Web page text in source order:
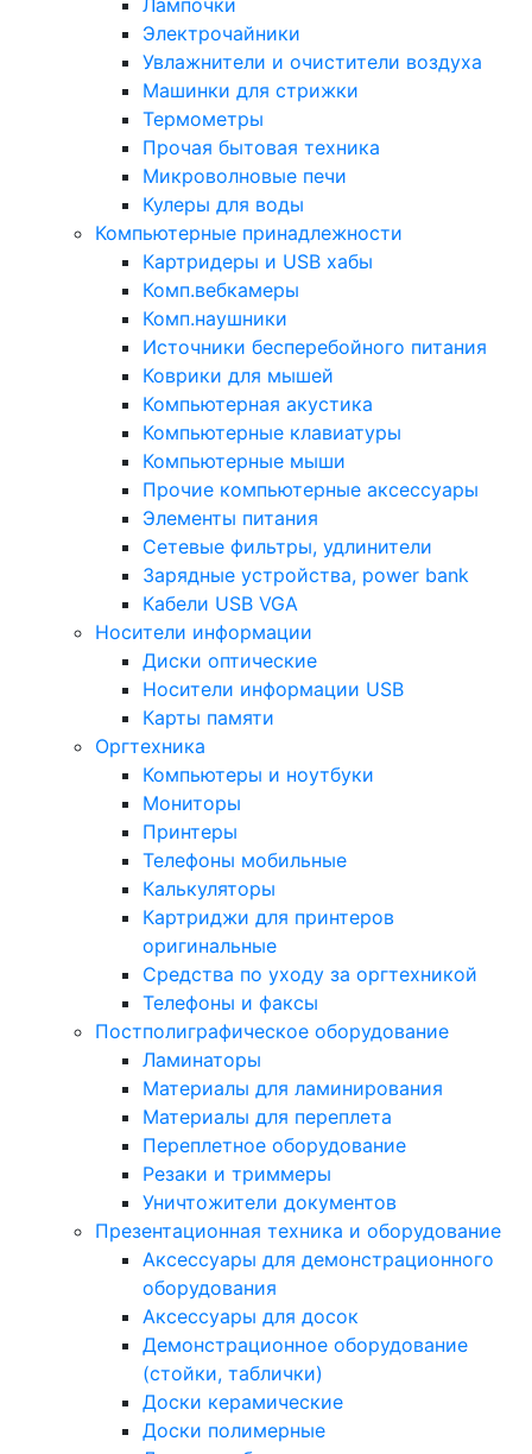
Лампочки
Электрочайники
Увлажнители и очистители воздуха
Машинки для стрижки
Термометры
Прочая бытовая техника
Микроволновые печи
Кулеры для воды
Компьютерные принадлежности
Картридеры и USB хабы
Комп.вебкамеры
Комп.наушники
Источники бесперебойного питания
Коврики для мышей
Компьютерная акустика
Компьютерные клавиатуры
Компьютерные мыши
Прочие компьютерные аксессуары
Элементы питания
Сетевые фильтры, удлинители
Зарядные устройства, power bank
Кабели USB VGA
Носители информации
Диски оптические
Носители информации USB
Карты памяти
Оргтехника
Компьютеры и ноутбуки
Мониторы
Принтеры
Телефоны мобильные
Калькуляторы
Картриджи для принтеров
оригинальные
Средства по уходу за оргтехникой
Телефоны и факсы
Постполиграфическое оборудование
Ламинаторы
Материалы для ламинирования
Материалы для переплета
Переплетное оборудование
Резаки и триммеры
Уничтожители документов
Презентационная техника и оборудование
Аксессуары для демонстрационного
оборудования
Аксессуары для досок
Демонстрационное оборудование
(стойки, таблички)
Доски керамические
Доски полимерные